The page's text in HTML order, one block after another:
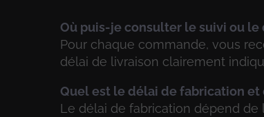
Où puis-je consulter le suivi ou
Pour chaque commande, vous
délai de livraison clairement
Quel est le délai de fabrication et
Le délai de fabrication dépend de